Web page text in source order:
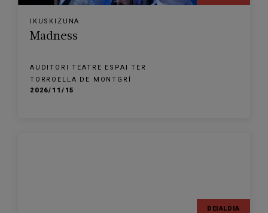
IKUSKIZUNA
Madness
AUDITORI TEATRE ESPAI TER
TORROELLA DE MONTGRÍ
2026/11/15
DEIALDIA